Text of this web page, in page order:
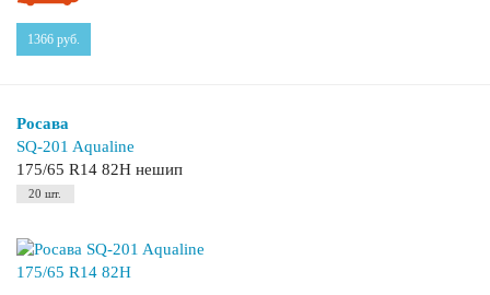
1366 руб.
Росава
SQ-201 Aqualine
175/65 R14 82H нешип
20 шт.